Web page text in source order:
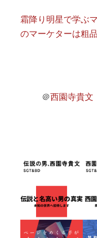
霜降り明星で学ぶ
のマーケターは粗
＠西園寺貴文